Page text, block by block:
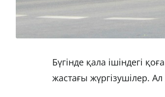
Бүгінде қала ішіндегі
жастағы жүргізушілер. Ал